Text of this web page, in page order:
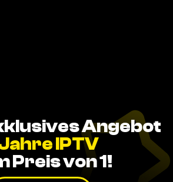
Angebot
IPTV
Preis von 1!